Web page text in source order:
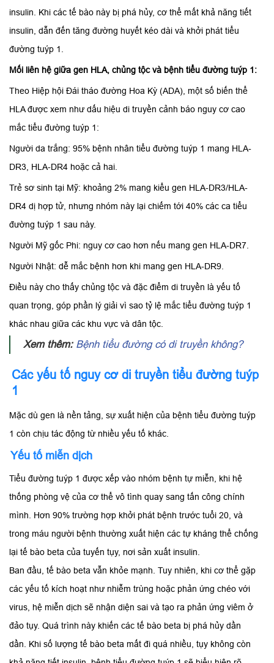
insulin. Khi các tế bào này bị phá hủy, cơ thể mất khả năng tiết
insulin, dẫn đến tăng đường huyết kéo dài và khởi phát tiểu
đường tuýp 1.
Mối liên hệ giữa gen HLA, chủng tộc và bệnh tiểu đường tuýp 1:
Theo Hiệp hội Đái tháo đường Hoa Kỳ (ADA), một số biến thể
HLA được xem như dấu hiệu di truyền cảnh báo nguy cơ cao
mắc tiểu đường tuýp 1:
Người da trắng: 95% bệnh nhân tiểu đường tuýp 1 mang HLA-
DR3, HLA-DR4 hoặc cả hai.
Trẻ sơ sinh tại Mỹ: khoảng 2% mang kiểu gen HLA-DR3/HLA-
DR4 dị hợp tử, nhưng nhóm này lại chiếm tới 40% các ca tiểu
đường tuýp 1 sau này.
Người Mỹ gốc Phi: nguy cơ cao hơn nếu mang gen HLA-DR7.
Người Nhật: dễ mắc bệnh hơn khi mang gen HLA-DR9.
Điều này cho thấy chủng tộc và đặc điểm di truyền là yếu tố
quan trọng, góp phần lý giải vì sao tỷ lệ mắc tiểu đường tuýp 1
khác nhau giữa các khu vực và dân tộc.
Xem thêm: Bệnh tiểu đường có di truyền không?
Các yếu tố nguy cơ di truyền tiểu đường tuýp
1
Mặc dù gen là nền tảng, sự xuất hiện của bệnh tiểu đường tuýp
1 còn chịu tác động từ nhiều yếu tố khác.
Yếu tố miễn dịch
Tiểu đường tuýp 1 được xếp vào nhóm bệnh tự miễn, khi hệ
thống phòng vệ của cơ thể vô tình quay sang tấn công chính
mình. Hơn 90% trường hợp khởi phát bệnh trước tuổi 20, và
trong máu người bệnh thường xuất hiện các tự kháng thể chống
lại tế bào beta của tuyến tụy, nơi sản xuất insulin.
Ban đầu, tế bào beta vẫn khỏe mạnh. Tuy nhiên, khi cơ thể gặp
các yếu tố kích hoạt như nhiễm trùng hoặc phản ứng chéo với
virus, hệ miễn dịch sẽ nhận diện sai và tạo ra phản ứng viêm ở
đảo tụy. Quá trình này khiến các tế bào beta bị phá hủy dần
dần. Khi số lượng tế bào beta mất đi quá nhiều, tụy không còn